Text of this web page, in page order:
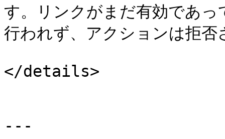
す。リンクがまだ有効であ
行われず、アクションは拒否
</details>
---